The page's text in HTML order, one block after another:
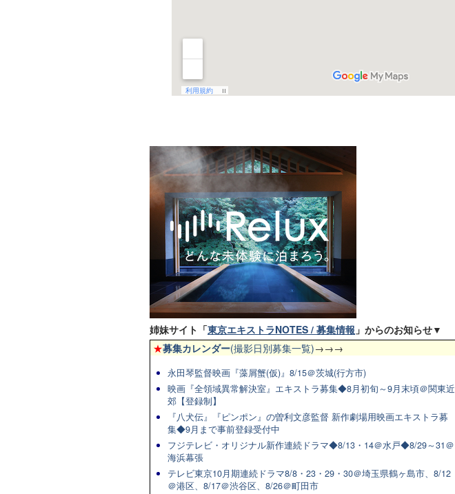
姉妹サイト「東京エキストラNOTES / 募集情報 」からのお知らせ▼
★募集カレンダー(撮影日別募集一覧)→→→
永田琴監督映画『藻屑蟹(仮)』8/15＠茨城(行方市)
映画『全領域異常解決室』エキストラ募集◆8月初旬～9月末頃＠関東近
郊【登録制】
『八犬伝』『ピンポン』の曽利文彦監督 新作劇場用映画エキストラ募
集◆9月まで事前登録受付中
フジテレビ・オリジナル新作連続ドラマ◆8/13・14＠水戸◆8/29～31＠
海浜幕張
テレビ東京10月期連続ドラマ8/8・23・29・30＠埼玉県鶴ヶ島市、8/12
＠港区、8/17＠渋谷区、8/26＠町田市